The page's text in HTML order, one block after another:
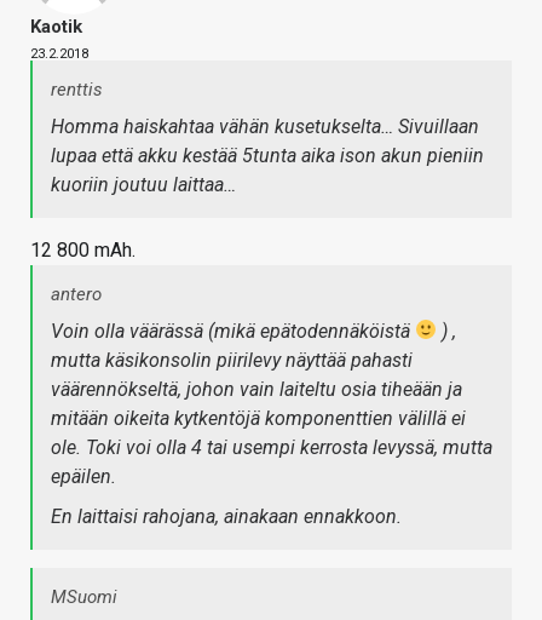
Kaotik
23.2.2018
renttis
Homma haiskahtaa vähän kusetukselta… Sivuillaan
lupaa että akku kestää 5tunta aika ison akun pieniin
kuoriin joutuu laittaa…
12 800 mAh.
antero
Voin olla väärässä (mikä epätodennäköistä
) ,
mutta käsikonsolin piirilevy näyttää pahasti
väärennökseltä, johon vain laiteltu osia tiheään ja
mitään oikeita kytkentöjä komponenttien välillä ei
ole. Toki voi olla 4 tai usempi kerrosta levyssä, mutta
epäilen.
En laittaisi rahojana, ainakaan ennakkoon.
MSuomi